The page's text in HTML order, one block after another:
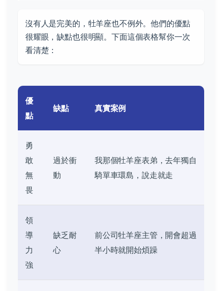
沒有人是完美的，牡羊座也不例外。他們的優點
很耀眼，缺點也很明顯。下面這個表格幫你一次
看清楚：
優
點
缺點 真實案例
勇
敢
無
畏
過於衝
動
我那個牡羊座表弟，去年獨自
騎單車環島，說走就走
領
導
力
強
缺乏耐
心
前公司牡羊座主管，開會超過
半小時就開始煩躁